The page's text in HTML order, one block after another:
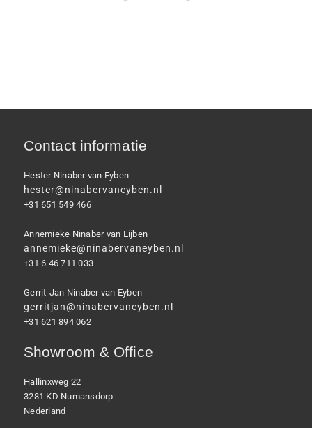
Contact informatie
Hester Ninaber van Eyben
hester@ninabervaneyben.nl
+31 651 549 466
Annemieke Ninaber van Eijben
annemieke@ninabervaneyben.nl
+31 6 46 711 033
Gerrit-Jan Ninaber van Eyben
gerritjan@ninabervaneyben.nl
+31 621 894 062
Showroom & Office
Hallinxweg 22
3281 KD Numansdorp
Nederland